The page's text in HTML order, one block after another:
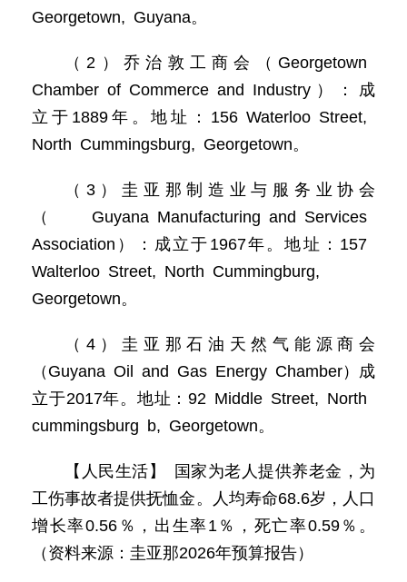
Georgetown, Guyana。
（2）乔治敦工商会（Georgetown
Chamber of Commerce and Industry）：成
立于1889年。地址：156 Waterloo Street,
North Cummingsburg, Georgetown。
（3）圭亚那制造业与服务业协会
（Guyana Manufacturing and Services
Association）：成立于1967年。地址：157
Walterloo Street, North Cummingburg,
Georgetown。
（4）圭亚那石油天然气能源商会
（Guyana Oil and Gas Energy Chamber）成
立于2017年。地址：92 Middle Street, North
cummingsburg b, Georgetown。
【人民生活】 国家为老人提供养老金，为
工伤事故者提供抚恤金。人均寿命68.6岁，人口
增长率0.56％，出生率1％，死亡率0.59％。
（资料来源：圭亚那2026年预算报告）